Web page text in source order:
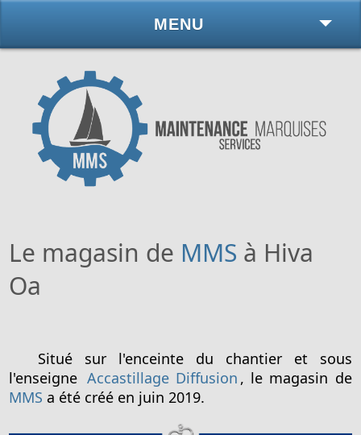
MENU
Le magasin de MMS à Hiva
Oa
Situé sur l'enceinte du chantier et sous
l'enseigne Accastillage Diffusion , le magasin de
MMS a été créé en juin 2019.